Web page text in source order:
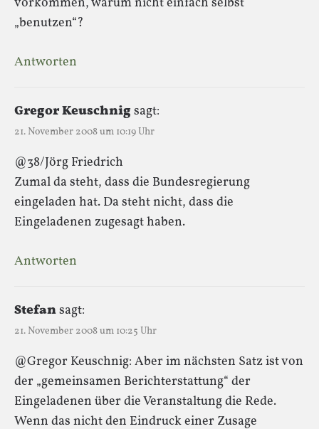
„benutzen“?
Antworten
Gregor Keuschnigsagt:
21. November 2008 um 10:19 Uhr
@38/Jörg Friedrich
Zumal da steht, dass die Bundesregierung
eingeladen hat. Da steht nicht, dass die
Eingeladenen zugesagt haben.
Antworten
Stefansagt:
21. November 2008 um 10:25 Uhr
@Gregor Keuschnig: Aber im nächsten Satz ist von
der „gemeinsamen Berichterstattung“ der
Eingeladenen über die Veranstaltung die Rede.
Wenn das nicht den Eindruck einer Zusage